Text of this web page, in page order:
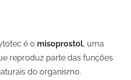
é o misoprostol, uma
reproduz parte das funções
do organismo.